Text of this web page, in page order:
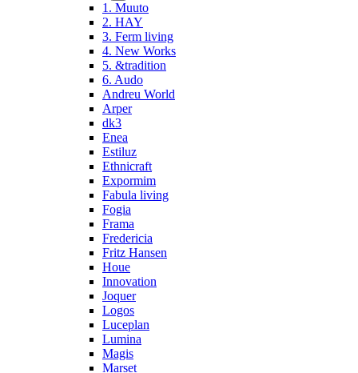
1. Muuto
2. HAY
3. Ferm living
4. New Works
5. &tradition
6. Audo
Andreu World
Arper
dk3
Enea
Estiluz
Ethnicraft
Expormim
Fabula living
Fogia
Frama
Fredericia
Fritz Hansen
Houe
Innovation
Joquer
Logos
Luceplan
Lumina
Magis
Marset